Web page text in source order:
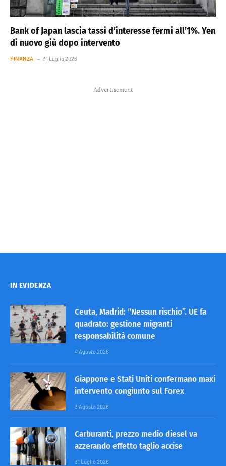
Bank of Japan lascia tassi d’interesse fermi all’1%. Yen
di nuovo giù dopo intervento
FINANZA 31 Luglio 2026
Advertisement
IN EVIDENZA
Ceuta, Madrid: “Nessun rischio”. UE fa
quadrato: gestione migranti
responsabilità comune
4 Agosto 2026
Giappone e Stati Uniti confermano maxi
intervento congiunto sul Forex
3 Agosto 2026
Carburanti, prezzo medio diesel va
azzerando effetto taglio accise
31 Luglio 2026